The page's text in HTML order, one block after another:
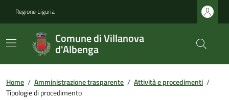
Regione Liguria
Comune di Villanova
d'Albenga
Home / Amministrazione trasparente / Attività e procedimenti /
Tipologie di procedimento